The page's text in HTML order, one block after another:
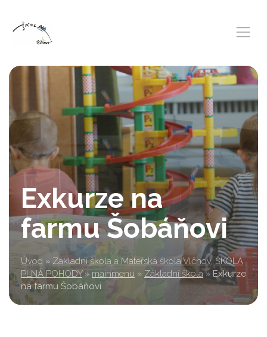
Exkurze na
farmu Šobáňovi
Úvod » Základní škola a Mateřská škola Vlčnov, ŠKOLA
PLNÁ POHODY » mainmenu » Základní škola » Exkurze
na farmu Šobáňovi